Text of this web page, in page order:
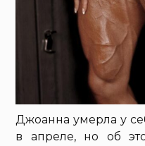
Джоанна умерла у
в апреле, но об